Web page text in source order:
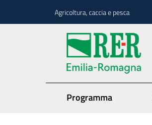
Agricoltura, caccia e pesca
Programma